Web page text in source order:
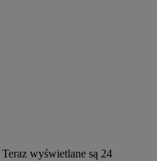
wyświetlane są 24